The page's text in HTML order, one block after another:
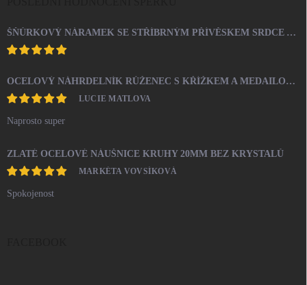
ŠŇŮRKOVÝ NÁRAMEK SE STŘÍBRNÝM PŘÍVĚSKEM SRDCE A KRYSTALY SWAROVSKI CRYSTAL (STŘÍBRO 925/1000)
OCELOVÝ NÁHRDELNÍK RŮŽENEC S KŘÍŽKEM A MEDAILONEM
LUCIE MATLOVA
Naprosto super
ZLATÉ OCELOVÉ NÁUŠNICE KRUHY 20MM BEZ KRYSTALŮ
MARKÉTA VOVSÍKOVÁ
Spokojenost